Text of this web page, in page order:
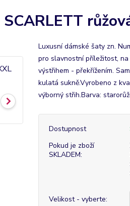
Luxusní dámské šaty zn.
pro slavnostní příležitost,
výstřihem - překřížením.
kulatá sukně.Vyrobeno z
výborný střih.Barva:
Dostupnost
Pokud je zboží
SKLADEM:
Velikost - vyberte: